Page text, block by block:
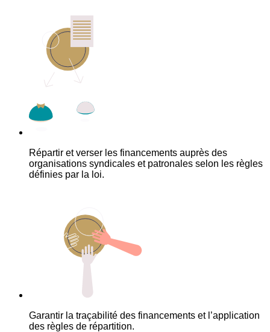
Répartir et verser les financements auprès des
organisations syndicales et patronales selon les règles
définies par la loi.
Garantir la traçabilité des financements et l’application
des règles de répartition.